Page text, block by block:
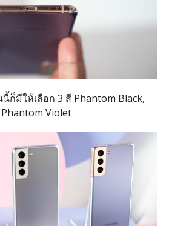
ก็มีให้เลือก 3 สี Phantom Black,
Violet